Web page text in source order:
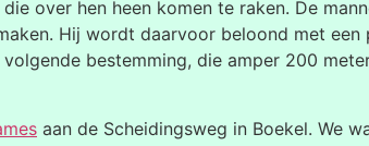
over hen heen komen te raken. De
Hij wordt daarvoor beloond met een
bestemming, die amper 200
aan de Scheidingsweg in Boekel. We